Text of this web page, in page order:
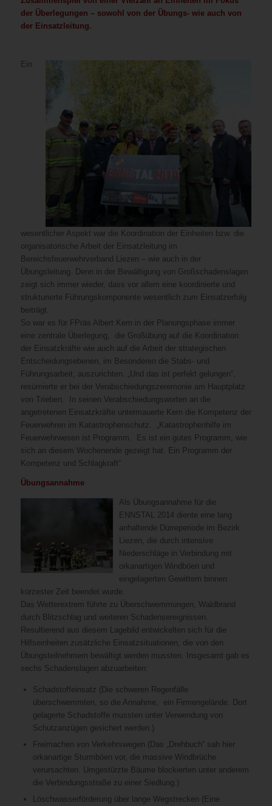
der Überlegungen – sowohl von der Übungs- wie auch von
der Einsatzleitung.
Ein
wesentlicher Aspekt war die Koordination der Einheiten bzw. die
organisatorische Arbeit der Einsatzleitung im
Bereichsfeuerwehrverband Liezen – wie auch in der
Übungsleitung. Denn in der Bewältigung von Großschadenslagen
zeigt sich immer wieder, dass vor allem eine koordinierte und
strukturierte Führungskomponente wesentlich zum Einsatzerfolg
beiträgt.
So war es für FPräs Albert Kern in der Planungsphase immer
eine zentrale Überlegung, die Großübung auf die Koordination
der Einsatzkräfte wie auch auf die Arbeit der strategischen
Entscheidungsebenen, im Besonderen die Stabs- und
Führungsarbeit, auszurichten. „Und das ist perfekt gelungen“,
resümierte er bei der Verabschiedungszeremonie am Hauptplatz
von Trieben. In seinen Verabschiedungsworten an die
angetretenen Einsatzkräfte untermauerte Kern die Kompetenz der
Feuerwehren im Katastrophenschutz. „Katastrophenhilfe im
Feuerwehrwesen ist Programm. Es ist ein gutes Programm, wie
sich an diesem Wochenende gezeigt hat. Ein Programm der
Kompetenz und Schlagkraft“.
Übungsannahme
Als Übungsannahme für die
ENNSTAL 2014 diente eine lang
anhaltende Dürreperiode im Bezirk
Liezen, die durch intensive
Niederschläge in Verbindung mit
orkanartigen Windböen und
eingelagerten Gewittern binnen
kürzester Zeit beendet wurde.
Das Wetterextrem führte zu Überschwemmungen, Waldbrand
durch Blitzschlag und weiteren Schadensereignissen.
Resultierend aus diesem Lagebild entwickelten sich für die
Hilfseinheiten zusätzliche Einsatzsituationen, die von den
Übungsteilnehmern bewältigt werden mussten. Insgesamt gab es
sechs Schadenslagen abzuarbeiten:
Schadstoffeinsatz (Die schweren Regenfälle
überschwemmten, so die Annahme, ein Firmengelände. Dort
gelagerte Schadstoffe mussten unter Verwendung von
Schutzanzügen gesichert werden.)
Freimachen von Verkehrswegen (Das „Drehbuch“ sah hier
orkanartige Sturmböen vor, die massive Windbrüche
verursachten. Umgestürzte Bäume blockierten unter anderem
die Verbindungsstraße zu einer Siedlung.)
Löschwasserförderung über lange Wegstrecken (Eine